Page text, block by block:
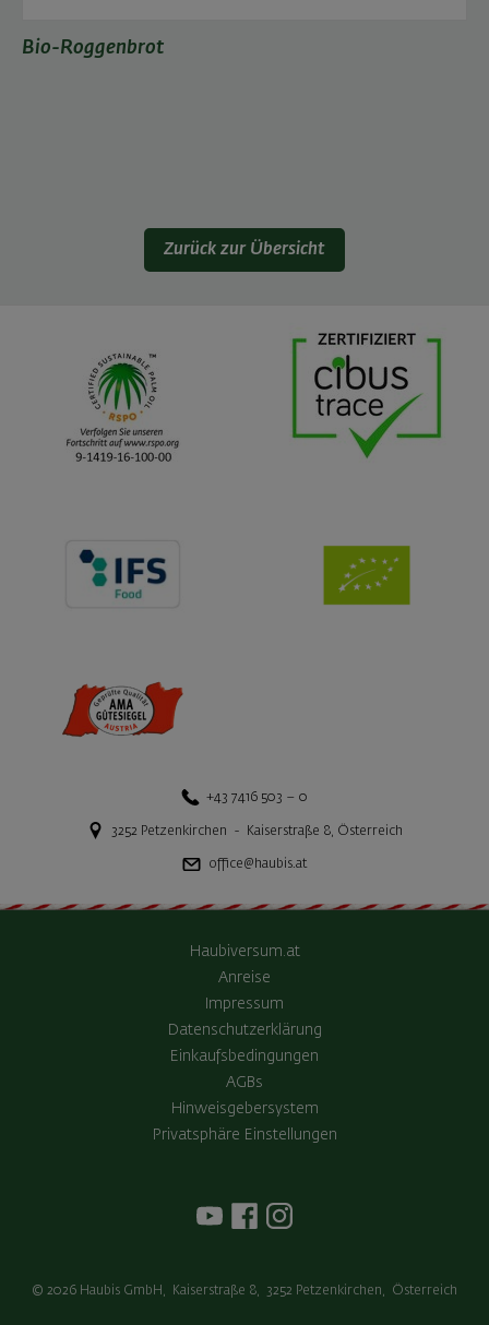
Bio-Roggenbrot
Zurück zur Übersicht
+43 7416 503 – 0
3252 Petzenkirchen - Kaiserstraße 8, Österreich
office@haubis.at
Haubiversum.at
Anreise
Impressum
Datenschutzerklärung
Einkaufsbedingungen
AGBs
Hinweisgebersystem
Privatsphäre Einstellungen
© 2026 Haubis GmbH , Kaiserstraße 8, 3252 Petzenkirchen, Österreich